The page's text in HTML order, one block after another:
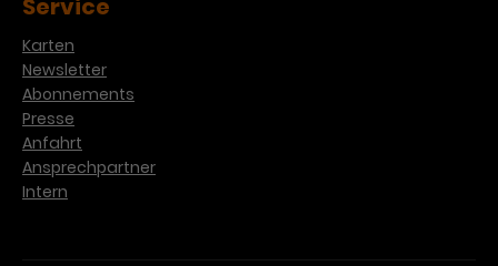
Service
Karten
Newsletter
Abonnements
Presse
Anfahrt
Ansprechpartner
Intern